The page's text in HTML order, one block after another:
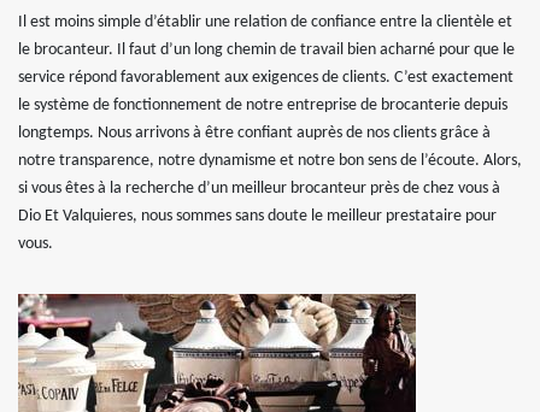
Il est moins simple d’établir une relation de confiance entre la clientèle et
le brocanteur. Il faut d’un long chemin de travail bien acharné pour que le
service répond favorablement aux exigences de clients. C’est exactement
le système de fonctionnement de notre entreprise de brocanterie depuis
longtemps. Nous arrivons à être confiant auprès de nos clients grâce à
notre transparence, notre dynamisme et notre bon sens de l’écoute. Alors,
si vous êtes à la recherche d’un meilleur brocanteur près de chez vous à
Dio Et Valquieres, nous sommes sans doute le meilleur prestataire pour
vous.